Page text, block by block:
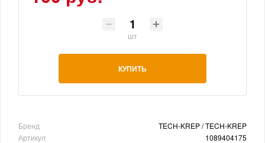
шт
КУПИТЬ
Бренд
TECH-KREP / TECH-KREP
Артикул
1089404175